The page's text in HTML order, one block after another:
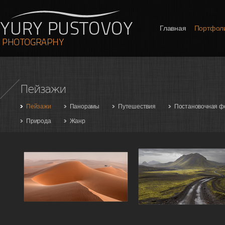
Главная
Пейзажи
Пейзажи Панорамы Путешествия Постановочная
Природа Жанр